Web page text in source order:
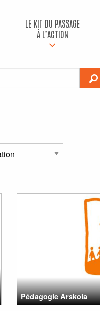
LE KIT DU PASSAGE
À L’ACTION
Pédagogie Arskola